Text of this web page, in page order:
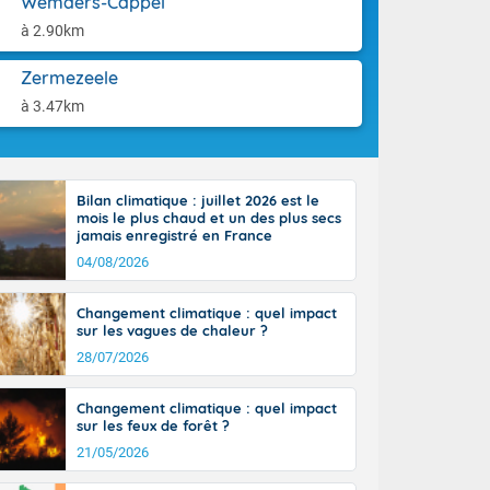
à 2.90km
Zermezeele
à 3.47km
moins
25 à 30
35 degrés
jusque
la Corse.
Pyrénées,
marge de
de la
En soirée,
sur
22 à 24,
sur le
hors côtes
38 ou 39
Bilan climatique : juillet 2026 est le
mois le plus chaud et un des plus secs
jamais enregistré en France
04/08/2026
Changement climatique : quel impact
sur les vagues de chaleur ?
28/07/2026
Changement climatique : quel impact
sur les feux de forêt ?
21/05/2026